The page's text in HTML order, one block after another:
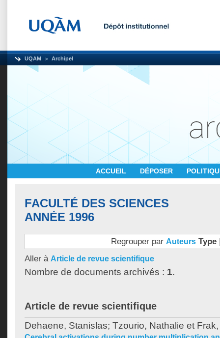
UQAM Archipel
ACCUEIL DÉPOSER
FACULTÉ DES SCIENCES
ANNÉE 1996
Regrouper par Auteurs Type
Aller à Article de revue scientifique
Nombre de documents archivés : 1.
Article de revue scientifique
Dehaene, Stanislas; Tzourio, Nathalie et